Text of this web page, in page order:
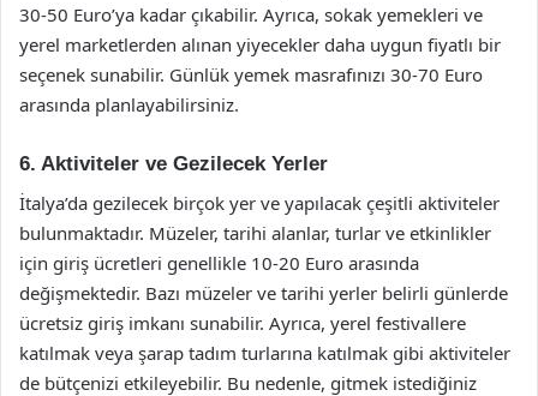
30-50 Euro’ya kadar çıkabilir. Ayrıca, sokak yemekleri ve
yerel marketlerden alınan yiyecekler daha uygun fiyatlı bir
seçenek sunabilir. Günlük yemek masrafınızı 30-70 Euro
arasında planlayabilirsiniz.
6. Aktiviteler ve Gezilecek Yerler
İtalya’da gezilecek birçok yer ve yapılacak çeşitli aktiviteler
bulunmaktadır. Müzeler, tarihi alanlar, turlar ve etkinlikler
için giriş ücretleri genellikle 10-20 Euro arasında
değişmektedir. Bazı müzeler ve tarihi yerler belirli günlerde
ücretsiz giriş imkanı sunabilir. Ayrıca, yerel festivallere
katılmak veya şarap tadım turlarına katılmak gibi aktiviteler
de bütçenizi etkileyebilir. Bu nedenle, gitmek istediğiniz